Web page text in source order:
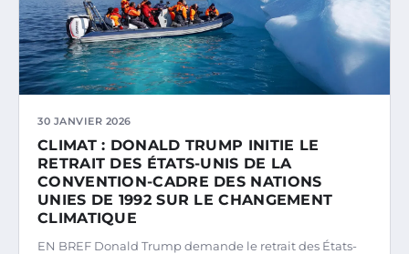
30 JANVIER 2026
CLIMAT : DONALD TRUMP INITIE LE
RETRAIT DES ÉTATS-UNIS DE LA
CONVENTION-CADRE DES NATIONS
UNIES DE 1992 SUR LE CHANGEMENT
CLIMATIQUE
EN BREF Donald Trump demande le retrait des États-